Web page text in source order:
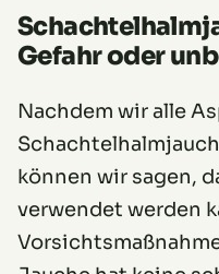
Gefahr oder
Nachdem wir alle
können wir sagen,
verwendet werden